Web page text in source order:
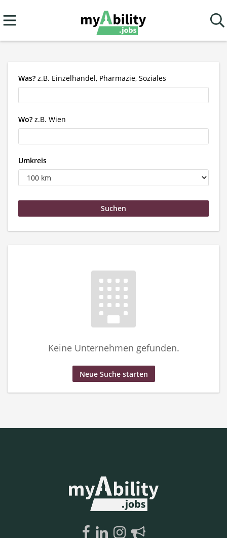
Was? z.B. Einzelhandel, Pharmazie, Soziales
Wo? z.B. Wien
Umkreis
Keine Unternehmen gefunden.
Neue Suche starten